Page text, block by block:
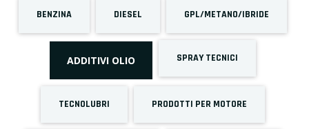
BENZINA DIESEL GPL/METANO/IBRIDE
ADDITIVI OLIO SPRAY TECNICI
TECNOLUBRI PRODOTTI PER MOTORE